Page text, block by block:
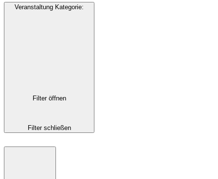
Veranstaltung Kategorie:
Filter öffnen
Filter schließen